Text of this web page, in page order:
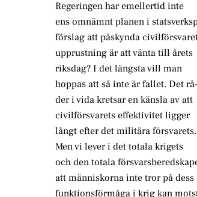
Regeringen har emellertid inte
ens omnämnt planen i
förslag att påskynda
upprustning är att vänta till årets
riksdag? I det längsta vill man
hoppas att så inte är fallet. Det rå-
der i vida kretsar en känsla av att
civilförsvarets effektivitet ligger
långt efter det militära försvarets.
Men vi lever i det totala krigets
och den totala
att människorna inte tror på dess
funktionsförmåga i krig kan